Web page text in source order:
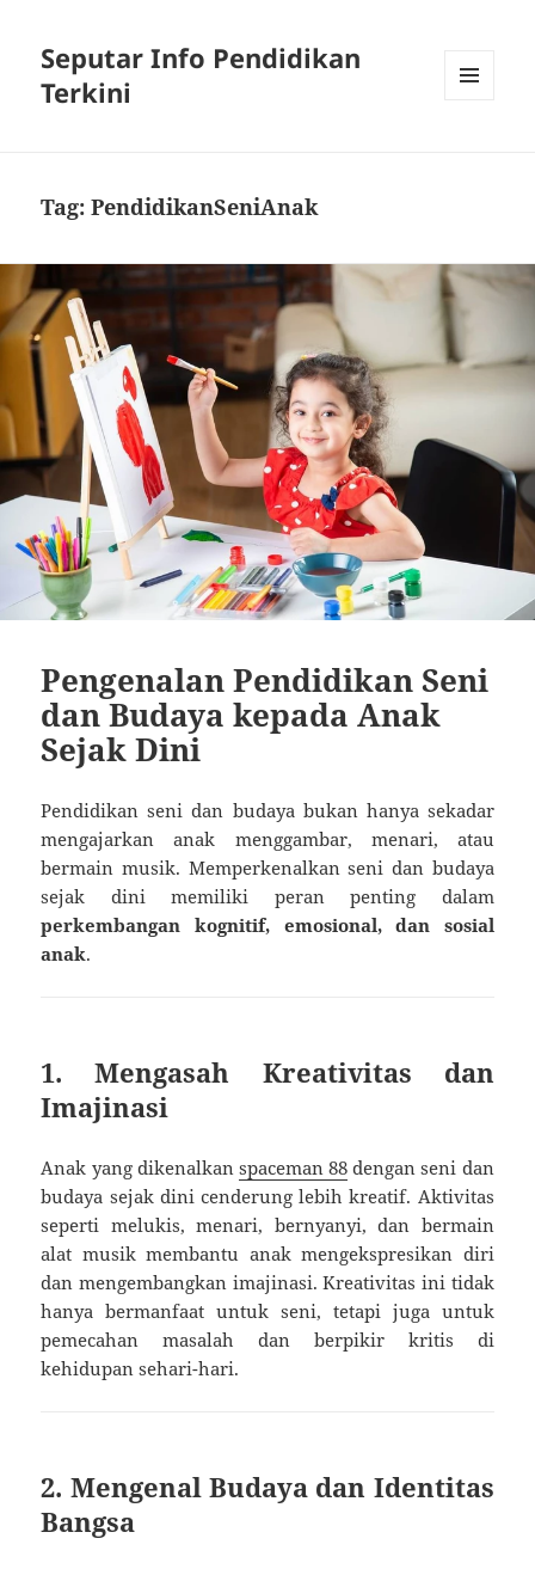
Seputar Info Pendidikan
Terkini
Tag:PendidikanSeniAnak
Pengenalan Pendidikan Seni
dan Budaya kepada Anak
Sejak Dini
Pendidikan seni dan budaya bukan hanya sekadar
mengajarkan anak menggambar, menari, atau
bermain musik. Memperkenalkan seni dan budaya
sejak dini memiliki peran penting dalam
perkembangan kognitif, emosional, dan sosial
anak.
1. Mengasah Kreativitas dan
Imajinasi
Anak yang dikenalkan spaceman 88 dengan seni dan
budaya sejak dini cenderung lebih kreatif. Aktivitas
seperti melukis, menari, bernyanyi, dan bermain
alat musik membantu anak mengekspresikan diri
dan mengembangkan imajinasi. Kreativitas ini tidak
hanya bermanfaat untuk seni, tetapi juga untuk
pemecahan masalah dan berpikir kritis di
kehidupan sehari-hari.
2. Mengenal Budaya dan Identitas
Bangsa